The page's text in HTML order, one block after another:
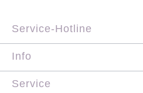
Service-Hotline
Info
Service